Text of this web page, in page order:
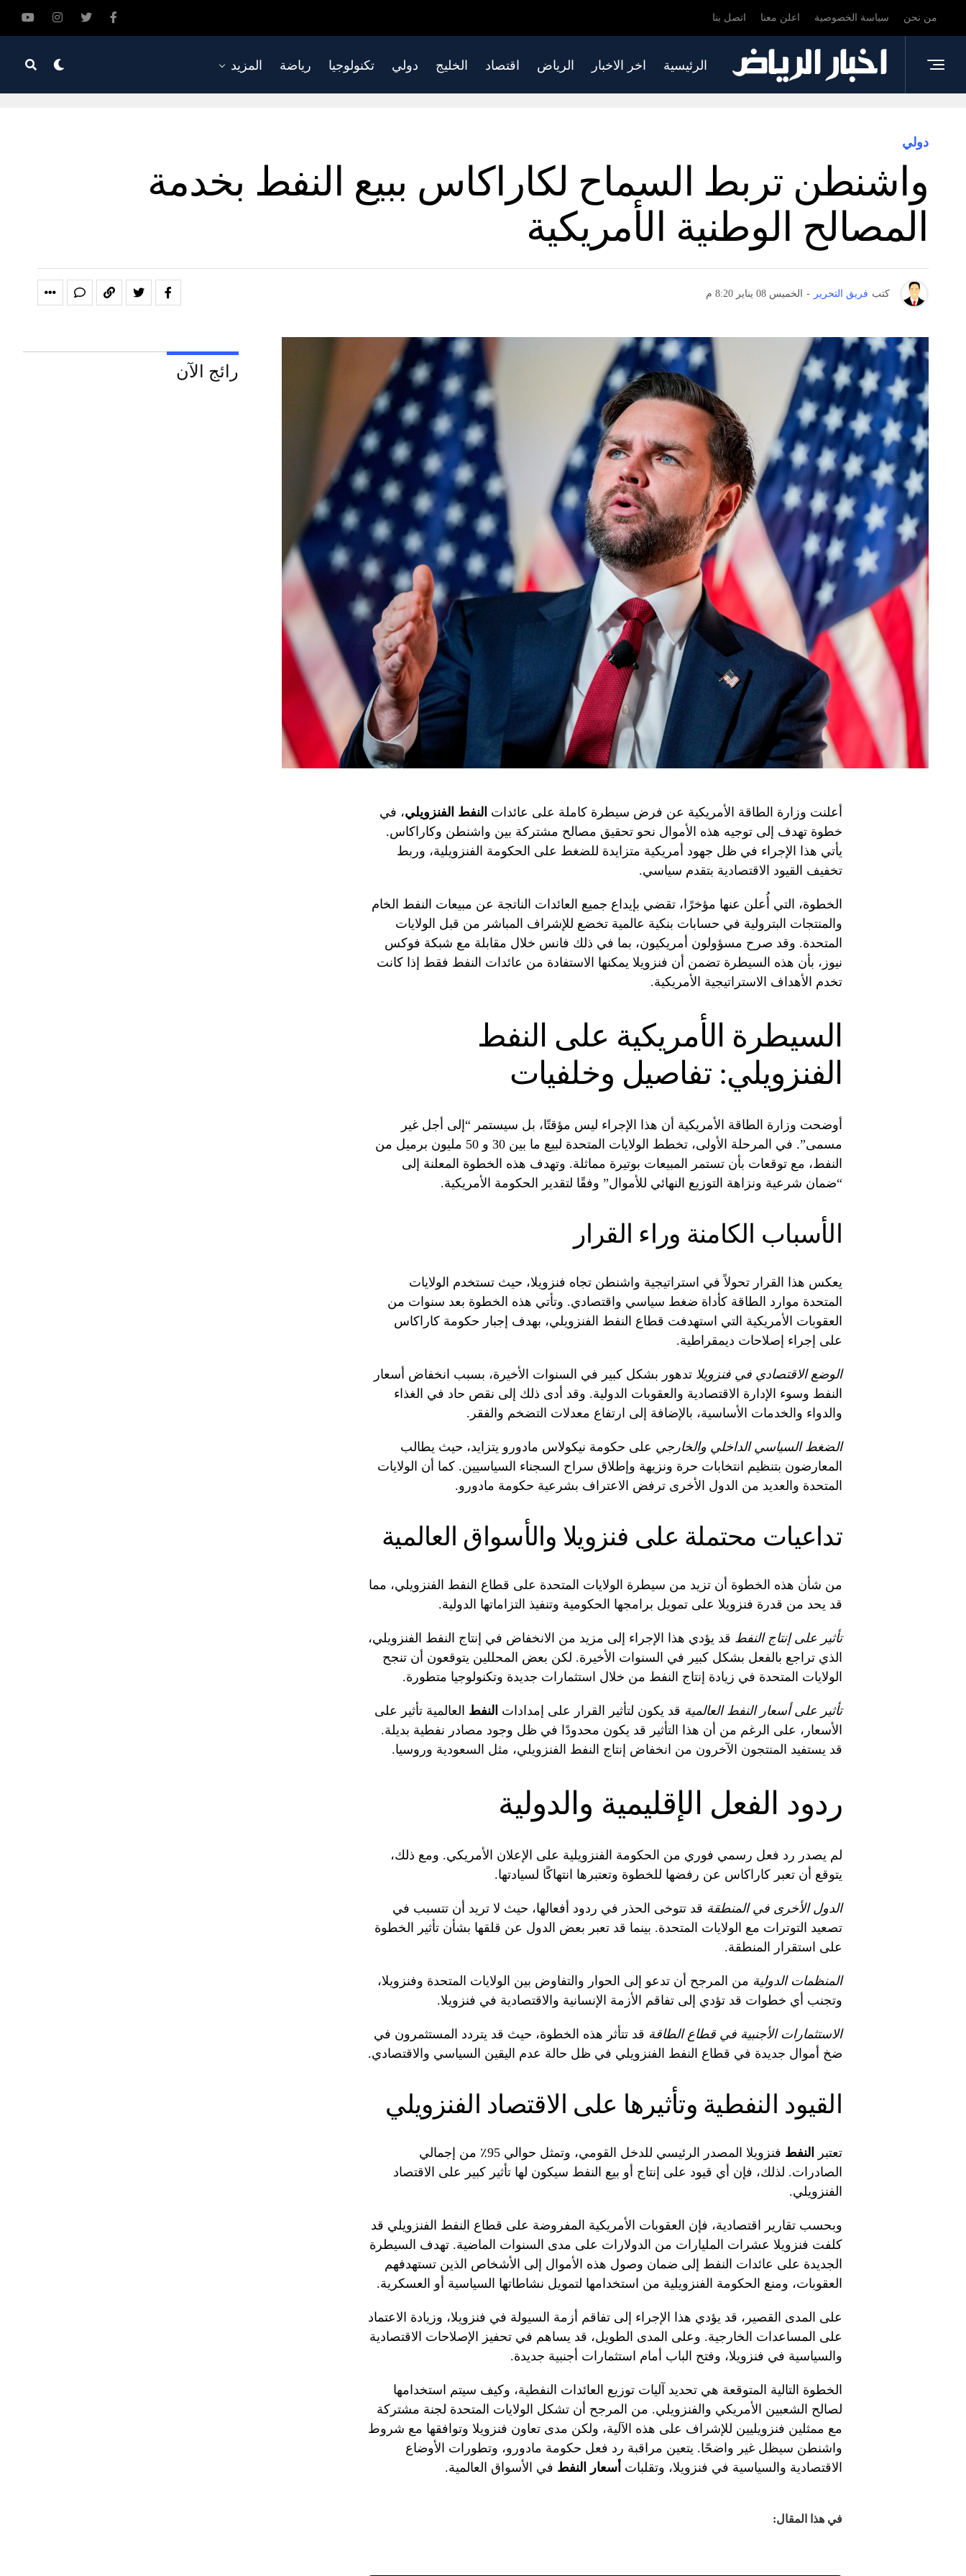
من نحن سياسة الخصوصية اعلن معنا اتصل بنا
الرئيسية اخر الاخبار الرياض اقتصاد الخليج دولي تكنولوجيا رياضة المزيد
دولي
واشنطن تربط السماح لكاراكاس ببيع النفط بخدمة
المصالح الوطنية الأمريكية
كتب فريق التحرير - الخميس 08 يناير 8:20 م
أعلنت وزارة الطاقة الأمريكية عن فرض سيطرة كاملة على عائدات النفط الفنزويلي، في
خطوة تهدف إلى توجيه هذه الأموال نحو تحقيق مصالح مشتركة بين واشنطن وكاراكاس.
يأتي هذا الإجراء في ظل جهود أمريكية متزايدة للضغط على الحكومة الفنزويلية، وربط
تخفيف القيود الاقتصادية بتقدم سياسي.
الخطوة، التي أُعلن عنها مؤخرًا، تقضي بإيداع جميع العائدات الناتجة عن مبيعات النفط الخام
والمنتجات البترولية في حسابات بنكية عالمية تخضع للإشراف المباشر من قبل الولايات
المتحدة. وقد صرح مسؤولون أمريكيون، بما في ذلك فانس خلال مقابلة مع شبكة فوكس
نيوز، بأن هذه السيطرة تضمن أن فنزويلا يمكنها الاستفادة من عائدات النفط فقط إذا كانت
تخدم الأهداف الاستراتيجية الأمريكية.
السيطرة الأمريكية على النفط
الفنزويلي: تفاصيل وخلفيات
أوضحت وزارة الطاقة الأمريكية أن هذا الإجراء ليس مؤقتًا، بل سيستمر “إلى أجل غير
مسمى”. في المرحلة الأولى، تخطط الولايات المتحدة لبيع ما بين 30 و 50 مليون برميل من
النفط، مع توقعات بأن تستمر المبيعات بوتيرة مماثلة. وتهدف هذه الخطوة المعلنة إلى
“ضمان شرعية ونزاهة التوزيع النهائي للأموال” وفقًا لتقدير الحكومة الأمريكية.
الأسباب الكامنة وراء القرار
يعكس هذا القرار تحولاً في استراتيجية واشنطن تجاه فنزويلا، حيث تستخدم الولايات
المتحدة موارد الطاقة كأداة ضغط سياسي واقتصادي. وتأتي هذه الخطوة بعد سنوات من
العقوبات الأمريكية التي استهدفت قطاع النفط الفنزويلي، بهدف إجبار حكومة كاراكاس
على إجراء إصلاحات ديمقراطية.
الوضع الاقتصادي في فنزويلا تدهور بشكل كبير في السنوات الأخيرة، بسبب انخفاض أسعار
النفط وسوء الإدارة الاقتصادية والعقوبات الدولية. وقد أدى ذلك إلى نقص حاد في الغذاء
والدواء والخدمات الأساسية، بالإضافة إلى ارتفاع معدلات التضخم والفقر.
الضغط السياسي الداخلي والخارجي على حكومة نيكولاس مادورو يتزايد، حيث يطالب
المعارضون بتنظيم انتخابات حرة ونزيهة وإطلاق سراح السجناء السياسيين. كما أن الولايات
المتحدة والعديد من الدول الأخرى ترفض الاعتراف بشرعية حكومة مادورو.
تداعيات محتملة على فنزويلا والأسواق العالمية
من شأن هذه الخطوة أن تزيد من سيطرة الولايات المتحدة على قطاع النفط الفنزويلي، مما
قد يحد من قدرة فنزويلا على تمويل برامجها الحكومية وتنفيذ التزاماتها الدولية.
تأثير على إنتاج النفط قد يؤدي هذا الإجراء إلى مزيد من الانخفاض في إنتاج النفط الفنزويلي،
الذي تراجع بالفعل بشكل كبير في السنوات الأخيرة. لكن بعض المحللين يتوقعون أن تنجح
الولايات المتحدة في زيادة إنتاج النفط من خلال استثمارات جديدة وتكنولوجيا متطورة.
تأثير على أسعار النفط العالمية قد يكون لتأثير القرار على إمدادات النفط العالمية تأثير على
الأسعار، على الرغم من أن هذا التأثير قد يكون محدودًا في ظل وجود مصادر نفطية بديلة.
قد يستفيد المنتجون الآخرون من انخفاض إنتاج النفط الفنزويلي، مثل السعودية وروسيا.
ردود الفعل الإقليمية والدولية
لم يصدر رد فعل رسمي فوري من الحكومة الفنزويلية على الإعلان الأمريكي. ومع ذلك،
يتوقع أن تعبر كاراكاس عن رفضها للخطوة وتعتبرها انتهاكًا لسيادتها.
الدول الأخرى في المنطقة قد تتوخى الحذر في ردود أفعالها، حيث لا تريد أن تتسبب في
تصعيد التوترات مع الولايات المتحدة. بينما قد تعبر بعض الدول عن قلقها بشأن تأثير الخطوة
على استقرار المنطقة.
المنظمات الدولية من المرجح أن تدعو إلى الحوار والتفاوض بين الولايات المتحدة وفنزويلا،
وتجنب أي خطوات قد تؤدي إلى تفاقم الأزمة الإنسانية والاقتصادية في فنزويلا.
الاستثمارات الأجنبية في قطاع الطاقة قد تتأثر هذه الخطوة، حيث قد يتردد المستثمرون في
ضخ أموال جديدة في قطاع النفط الفنزويلي في ظل حالة عدم اليقين السياسي والاقتصادي.
القيود النفطية وتأثيرها على الاقتصاد الفنزويلي
تعتبر النفط
فنزويلا المصدر الرئيسي للدخل القومي، وتمثل حوالي 95٪ من إجمالي
الصادرات. لذلك، فإن أي قيود على إنتاج أو بيع النفط سيكون لها تأثير كبير على الاقتصاد
الفنزويلي.
وبحسب تقارير اقتصادية، فإن العقوبات الأمريكية المفروضة على قطاع النفط الفنزويلي قد
كلفت فنزويلا عشرات المليارات من الدولارات على مدى السنوات الماضية. تهدف السيطرة
الجديدة على عائدات النفط إلى ضمان وصول هذه الأموال إلى الأشخاص الذين تستهدفهم
العقوبات، ومنع الحكومة الفنزويلية من استخدامها لتمويل نشاطاتها السياسية أو العسكرية.
على المدى القصير، قد يؤدي هذا الإجراء إلى تفاقم أزمة السيولة في فنزويلا، وزيادة الاعتماد
على المساعدات الخارجية. وعلى المدى الطويل، قد يساهم في تحفيز الإصلاحات الاقتصادية
والسياسية في فنزويلا، وفتح الباب أمام استثمارات أجنبية جديدة.
الخطوة التالية المتوقعة هي تحديد آليات توزيع العائدات النفطية، وكيف سيتم استخدامها
لصالح الشعبين الأمريكي والفنزويلي. من المرجح أن تشكل الولايات المتحدة لجنة مشتركة
مع ممثلين فنزويليين للإشراف على هذه الآلية، ولكن مدى تعاون فنزويلا وتوافقها مع شروط
واشنطن سيظل غير واضحًا. يتعين مراقبة رد فعل حكومة مادورو، وتطورات الأوضاع
الاقتصادية والسياسية في فنزويلا، وتقلبات أسعار النفط في الأسواق العالمية.
في هذا المقال:
رائج الآن